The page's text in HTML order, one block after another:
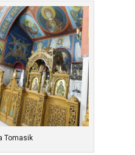
Tomasik